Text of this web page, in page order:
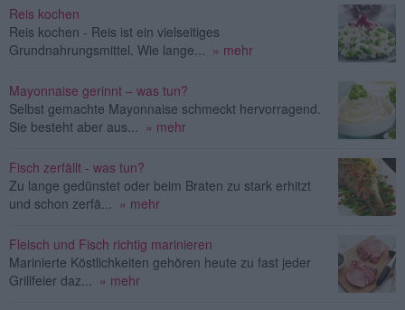
Reis kochen
Reis kochen - Reis ist ein vielseitiges
Grundnahrungsmittel. Wie lange...
» mehr
Mayonnaise gerinnt – was tun?
Selbst gemachte Mayonnaise schmeckt hervorragend.
Sie besteht aber aus...
» mehr
Fisch zerfällt - was tun?
Zu lange gedünstet oder beim Braten zu stark erhitzt
und schon zerfä...
» mehr
Fleisch und Fisch richtig marinieren
Marinierte Köstlichkeiten gehören heute zu fast jeder
Grillfeier daz...
» mehr